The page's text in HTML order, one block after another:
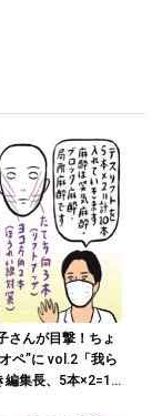
さんが目撃！ちょ
ペ”に vol.2「我ら
編集長、5本×2=10